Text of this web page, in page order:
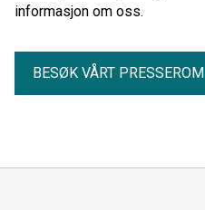
informasjon om oss.
BESØK VÅRT PRESSEROM